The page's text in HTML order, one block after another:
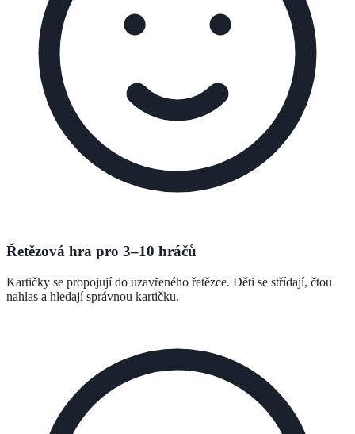
Řetězová hra pro 3–10 hráčů
Kartičky se propojují do uzavřeného řetězce. Děti se střídají, čtou
nahlas a hledají správnou kartičku.